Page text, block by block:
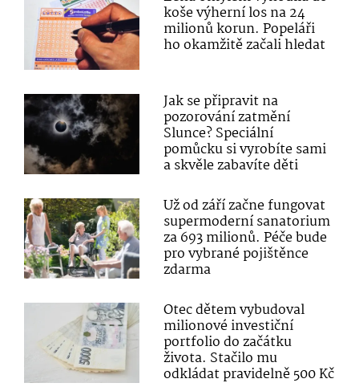
koše výherní los na 24
milionů korun. Popeláři
ho okamžitě začali hledat
Jak se připravit na
pozorování zatmění
Slunce? Speciální
pomůcku si vyrobíte sami
a skvěle zabavíte děti
Už od září začne fungovat
supermoderní sanatorium
za 693 milionů. Péče bude
pro vybrané pojištěnce
zdarma
Otec dětem vybudoval
milionové investiční
portfolio do začátku
života. Stačilo mu
odkládat pravidelně 500 Kč